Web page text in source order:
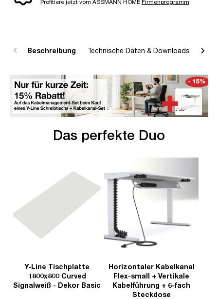
Profitiere jetzt vom ASSMANN HOME Firmenprogramm
Beschreibung Technische Daten & Downloads
Das perfekte Duo
Y-Line Tischplatte
1800x800 Curved
Signalweiß - Dekor Basic
Horizontaler Kabelkanal
Flex-small + Vertikale
Kabelführung + 6-fach
Steckdose